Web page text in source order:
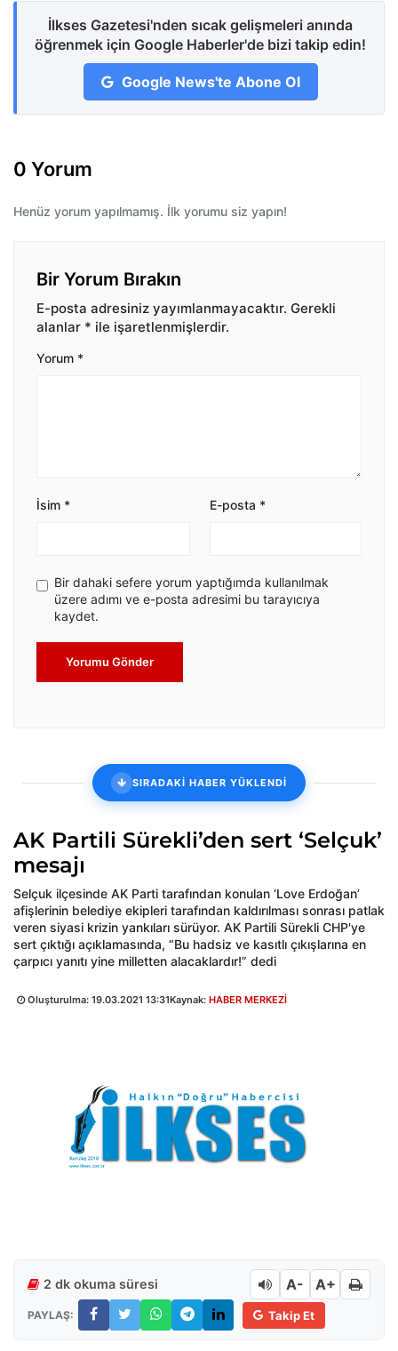
İlkses Gazetesi'nden sıcak gelişmeleri anında
öğrenmek için Google Haberler'de bizi takip edin!
Google News'te Abone Ol
0 Yorum
Henüz yorum yapılmamış. İlk yorumu siz yapın!
Bir Yorum Bırakın
E-posta adresiniz yayımlanmayacaktır. Gerekli
alanlar * ile işaretlenmişlerdir.
Yorum *
İsim * E-posta *
Bir dahaki sefere yorum yaptığımda kullanılmak
üzere adımı ve e-posta adresimi bu tarayıcıya
kaydet.
Yorumu Gönder
SIRADAKİ HABER YÜKLENDİ
AK Partili Sürekli’den sert ‘Selçuk’
mesajı
Selçuk ilçesinde AK Parti tarafından konulan ‘Love Erdoğan’
afişlerinin belediye ekipleri tarafından kaldırılması sonrası patlak
veren siyasi krizin yankıları sürüyor. AK Partili Sürekli CHP'ye
sert çıktığı açıklamasında, “Bu hadsiz ve kasıtlı çıkışlarına en
çarpıcı yanıtı yine milletten alacaklardır!” dedi
Oluşturulma: 19.03.2021 13:31Kaynak: HABER MERKEZİ
2 dk okuma süresi A- A+
PAYLAŞ: Takip Et